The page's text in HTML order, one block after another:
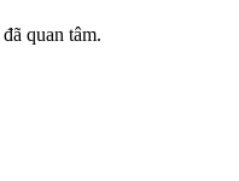
quan tâm.